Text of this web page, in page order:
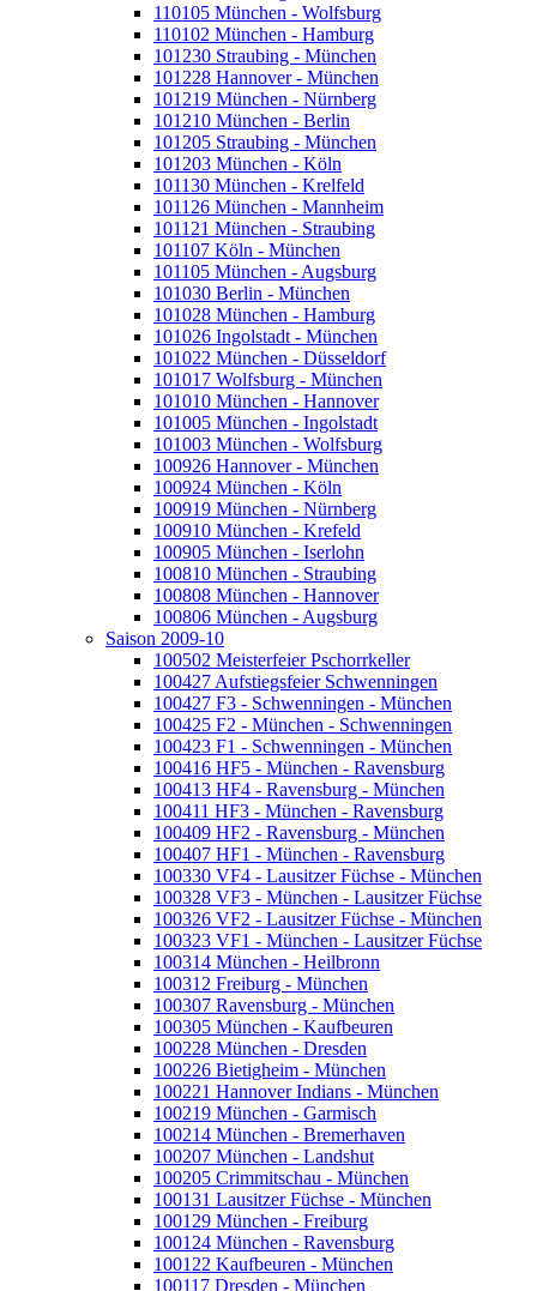
110105 München - Wolfsburg
110102 München - Hamburg
101230 Straubing - München
101228 Hannover - München
101219 München - Nürnberg
101210 München - Berlin
101205 Straubing - München
101203 München - Köln
101130 München - Krelfeld
101126 München - Mannheim
101121 München - Straubing
101107 Köln - München
101105 München - Augsburg
101030 Berlin - München
101028 München - Hamburg
101026 Ingolstadt - München
101022 München - Düsseldorf
101017 Wolfsburg - München
101010 München - Hannover
101005 München - Ingolstadt
101003 München - Wolfsburg
100926 Hannover - München
100924 München - Köln
100919 München - Nürnberg
100910 München - Krefeld
100905 München - Iserlohn
100810 München - Straubing
100808 München - Hannover
100806 München - Augsburg
Saison 2009-10
100502 Meisterfeier Pschorrkeller
100427 Aufstiegsfeier Schwenningen
100427 F3 - Schwenningen - München
100425 F2 - München - Schwenningen
100423 F1 - Schwenningen - München
100416 HF5 - München - Ravensburg
100413 HF4 - Ravensburg - München
100411 HF3 - München - Ravensburg
100409 HF2 - Ravensburg - München
100407 HF1 - München - Ravensburg
100330 VF4 - Lausitzer Füchse - München
100328 VF3 - München - Lausitzer Füchse
100326 VF2 - Lausitzer Füchse - München
100323 VF1 - München - Lausitzer Füchse
100314 München - Heilbronn
100312 Freiburg - München
100307 Ravensburg - München
100305 München - Kaufbeuren
100228 München - Dresden
100226 Bietigheim - München
100221 Hannover Indians - München
100219 München - Garmisch
100214 München - Bremerhaven
100207 München - Landshut
100205 Crimmitschau - München
100131 Lausitzer Füchse - München
100129 München - Freiburg
100124 München - Ravensburg
100122 Kaufbeuren - München
100117 Dresden - München